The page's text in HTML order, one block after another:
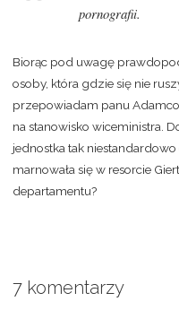
pornografii.
Biorąc pod uwagę
osoby, która gdzie się nie
przepowiadam panu
na stanowisko wiceministra.
jednostka tak
marnowała się w resorcie
departamentu?
7 komentarzy